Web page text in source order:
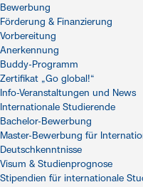
Bewerbung
Förderung & Finanzierung
Vorbereitung
Anerkennung
Buddy-Programm
Zertifikat „Go global!“
Info-Veranstaltungen und News
Internationale Studierende
Bachelor-Bewerbung
Master-Bewerbung für
Deutschkenntnisse
Visum & Studienprognose
Stipendien für internationale